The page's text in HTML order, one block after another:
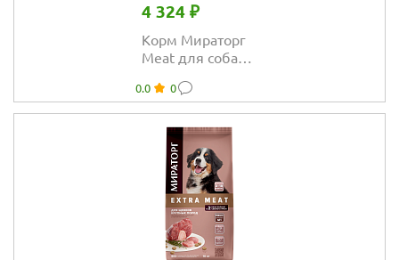
4 324 ₽
Корм Мираторг
Meat для собак
крупных пород с
сочной
говядиной
0.0 0